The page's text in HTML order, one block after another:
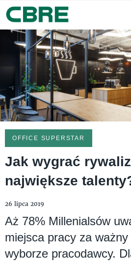
OFFICE SUPERSTAR
Jak wygrać
największe
26 lipca 2019
Aż 78% Millenialsów
miejsca pracy za
wyborze pracodawcy.